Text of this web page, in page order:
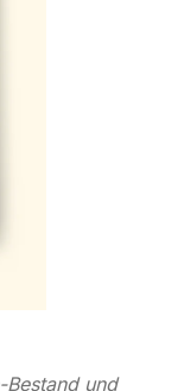
und